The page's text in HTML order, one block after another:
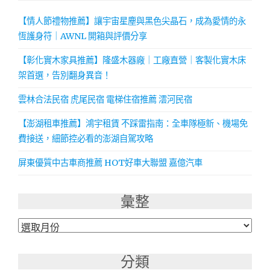
【情人節禮物推薦】讓宇宙星塵與黑色尖晶石，成為愛情的永
恆護身符｜AWNL 開箱與評價分享
【彰化實木家具推薦】隆盛木器廠｜工廠直營｜客製化實木床
架首選，告別翻身異音！
雲林合法民宿 虎尾民宿 電梯住宿推薦 澐河民宿
【澎湖租車推薦】鴻宇租賃 不踩雷指南：全車隊極新、機場免
費接送，細節控必看的澎湖自駕攻略
屏東優質中古車商推薦 HOT好車大聯盟 嘉億汽車
彙整
彙
分類